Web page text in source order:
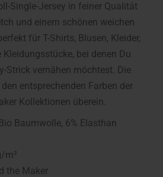
Single-Jersey in feiner Qualität
und einem schönen weichen
für T-Shirts, Blusen, Kleider,
Kleidungsstücke, bei denen Du
Strick vernähen möchtest. Die
entsprechenden Farben der
Kollektionen überein.
Baumwolle, 6% Elasthan
m²
the Maker